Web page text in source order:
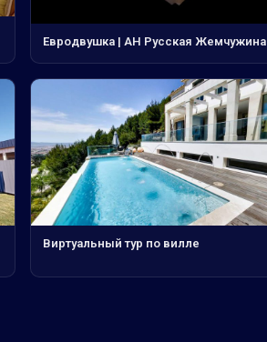
Евродвушка | АН Русская Жемчужина
Виртуальный тур по вилле